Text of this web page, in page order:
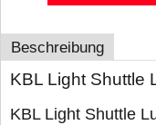
Beschreibung
KBL Light Shuttle
KBL Light Shuttle